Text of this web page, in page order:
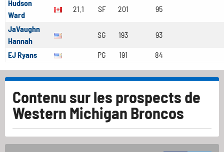
Hudson
Ward
21.1 SF 201 95
JaVaughn
Hannah
SG 193 93
EJ Ryans PG 191 84
Contenu sur les prospects de
Western Michigan Broncos